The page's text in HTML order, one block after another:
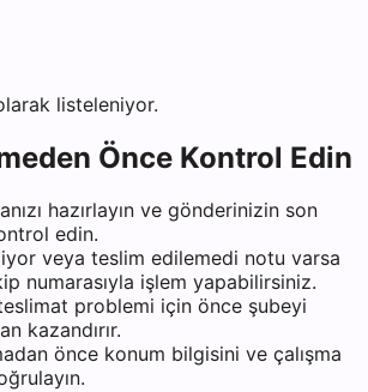
listeleniyor.
Önce Kontrol Edin
hazırlayın ve gönderinizin son
edin.
veya teslim edilemedi notu varsa
numarasıyla işlem yapabilirsiniz.
problemi için önce şubeyi
kazandırır.
önce konum bilgisini ve çalışma